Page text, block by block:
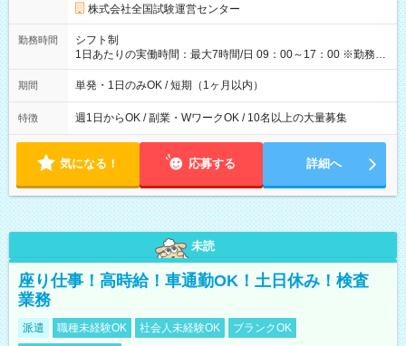
円の場合あり ・国家試験 7:00～13:30（休憩なし） 時給1,300
円（役割手当＋100円）×6時間＝日収8,400円＋交通費 【試用期
間】試用期間なし
株式会社全国試験運営センター
勤務時間
シフト制
1日あたりの実働時間：最大7時間/日 09：00～17：00 ※勤務時
間は 試験により異なります。
期間 単発・1日のみOK / 短期（1ヶ月以内）
特徴 週1日からOK / 副業・WワークOK / 10名以上の大量募集
気になる！ 応募する 詳細へ
未読
座り仕事！高時給！車通勤OK！土日休み！検査
業務
派遣 職種未経験OK 社会人未経験OK
ブランクOK